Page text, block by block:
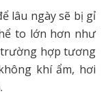
lâu ngày sẽ bị gỉ
to lớn hơn như
trường hợp tương
khí ẩm, hơi